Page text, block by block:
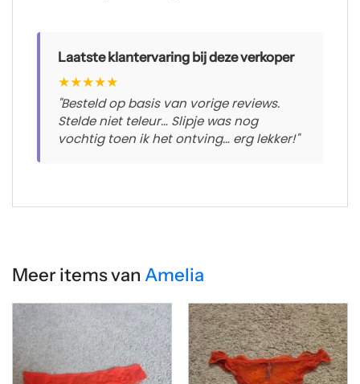
Laatste klantervaring bij deze verkoper
★★★★★
"Besteld op basis van vorige reviews.
Stelde niet teleur… Slipje was nog
vochtig toen ik het ontving… erg lekker!"
Meer items van Amelia